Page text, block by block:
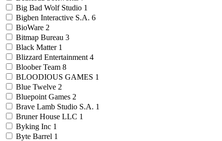
Big Bad Wolf Studio 1
Bigben Interactive S.A. 6
BioWare 2
Bitmap Bureau 3
Black Matter 1
Blizzard Entertainment 4
Bloober Team 8
BLOODIOUS GAMES 1
Blue Twelve 2
Bluepoint Games 2
Brave Lamb Studio S.A. 1
Bruner House LLC 1
Byking Inc 1
Byte Barrel 1